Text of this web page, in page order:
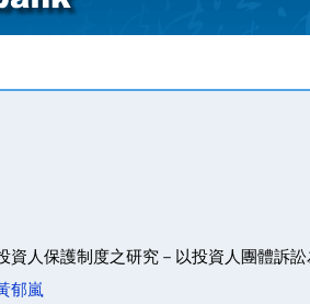
資人保護制度之研究－以投資人團體訴
郁嵐